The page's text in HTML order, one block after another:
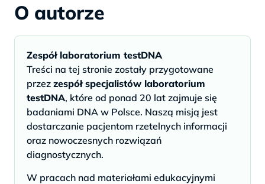
O autorze
Zespół laboratorium testDNA
Treści na tej stronie zostały przygotowane
przez zespół specjalistów laboratorium
testDNA, które od ponad 20 lat zajmuje się
badaniami DNA w Polsce. Naszą misją jest
dostarczanie pacjentom rzetelnych informacji
oraz nowoczesnych rozwiązań
diagnostycznych.
W pracach nad materiałami edukacyjnymi